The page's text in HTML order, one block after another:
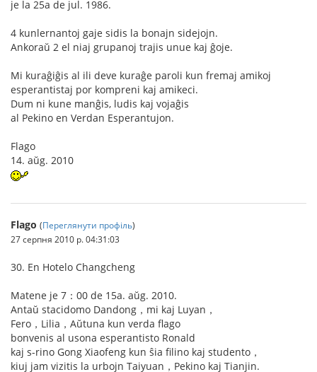
je la 25a de jul. 1986.
4 kunlernantoj gaje sidis la bonajn sidejojn.
Ankoraŭ 2 el niaj grupanoj trajis unue kaj ĝoje.
Mi kuraĝiĝis al ili deve kuraĝe paroli kun fremaj amikoj
esperantistaj por kompreni kaj amikeci.
Dum ni kune manĝis, ludis kaj vojaĝis
al Pekino en Verdan Esperantujon.
Flago
14. aŭg. 2010
Flago (Переглянути профіль)
27 серпня 2010 р. 04:31:03
30. En Hotelo Changcheng
Matene je 7：00 de 15a. aŭg. 2010.
Antaŭ stacidomo Dandong，mi kaj Luyan，
Fero，Lilia，Aŭtuna kun verda flago
bonvenis al usona esperantisto Ronald
kaj s-rino Gong Xiaofeng kun ŝia filino kaj studento，
kiuj jam vizitis la urbojn Taiyuan，Pekino kaj Tianjin.